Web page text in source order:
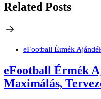
Related Posts
eFootball Érmék
eFootball Érmék
Maximálás,